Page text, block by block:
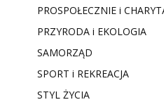
PROSPOŁECZNIE i
PRZYRODA i EKOLOGIA
SAMORZĄD
SPORT i REKREACJA
STYL ŻYCIA